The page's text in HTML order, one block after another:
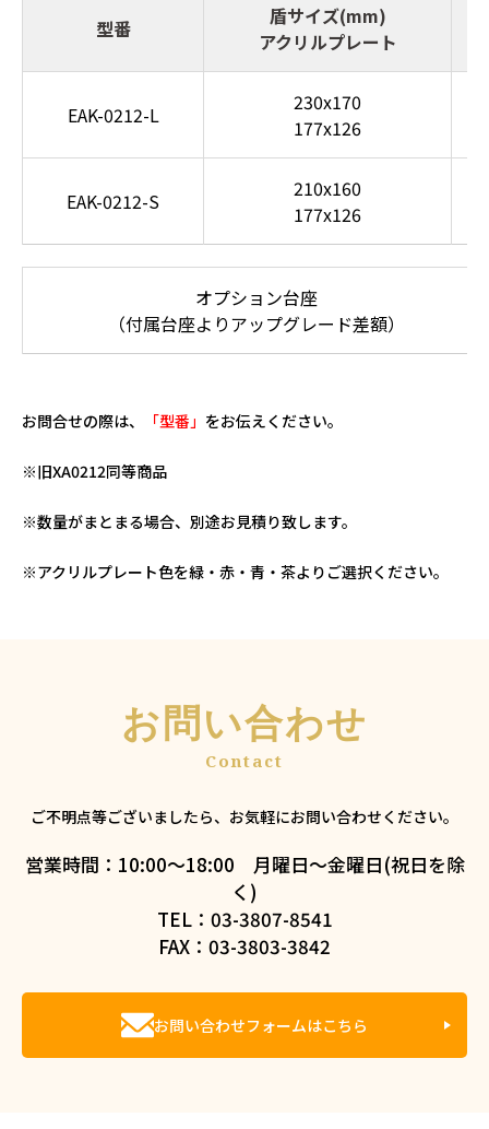
型番
盾サイズ(mm)
アクリルプレート
EAK-0212-L
230x170
177x126
EAK-0212-S
210x160
177x126
オプション台座
（付属台座よりアップグレード差額）
お問合せの際は、 「型番」 をお伝えください。
※旧XA0212同等商品
※数量がまとまる場合、別途お見積り致します。
※アクリルプレート色を緑・赤・青・茶よりご選択ください。
お問い合わせ
ご不明点等ございましたら、お気軽にお問い合わせください。
営業時間：10:00～18:00 月曜日～金曜日(祝日を除
く)
TEL：03-3807-8541
FAX：03-3803-3842
お問い合わせフォームはこちら